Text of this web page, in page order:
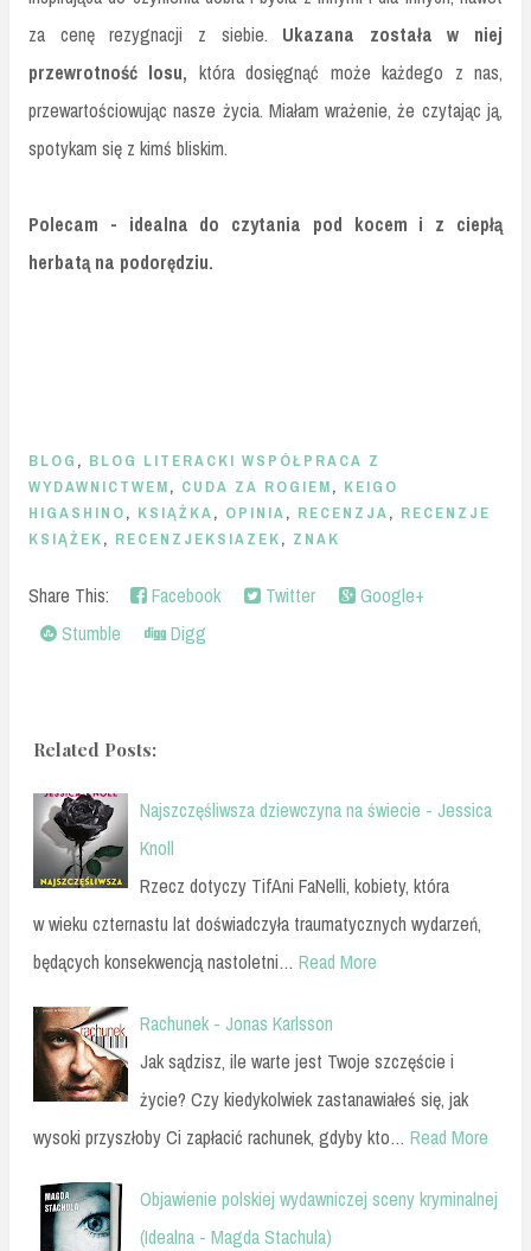
za cenę rezygnacji z siebie. Ukazana została w niej
przewrotność losu, która dosięgnąć może każdego z nas,
przewartościowując nasze życia. Miałam wrażenie, że czytając ją,
spotykam się z kimś bliskim.
Polecam - idealna do czytania pod kocem i z ciepłą
herbatą na podorędziu.
BLOG , BLOG LITERACKI WSPÓŁPRACA Z
WYDAWNICTWEM, CUDA ZA ROGIEM, KEIGO
HIGASHINO, KSIĄŻKA, OPINIA, RECENZJA, RECENZJE
KSIĄŻEK, RECENZJEKSIAZEK, ZNAK
Share This: Facebook Twitter
Google+
Stumble
Digg
Related Posts:
Najszczęśliwsza dziewczyna na świecie - Jessica
Knoll
Rzecz dotyczy TifAni FaNelli, kobiety, która
w wieku czternastu lat doświadczyła traumatycznych wydarzeń,
będących konsekwencją nastoletni… Read More
Rachunek - Jonas Karlsson
Jak sądzisz, ile warte jest Twoje szczęście i
życie? Czy kiedykolwiek zastanawiałeś się, jak
wysoki przyszłoby Ci zapłacić rachunek, gdyby kto… Read More
Objawienie polskiej wydawniczej sceny kryminalnej
(Idealna - Magda Stachula)